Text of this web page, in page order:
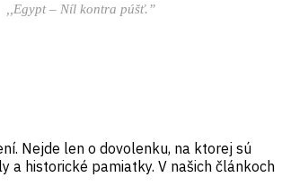
,,Egypt – Níl kontra púšť.”
Nejde len o dovolenku, na ktorej sú
a historické pamiatky. V našich článkoch